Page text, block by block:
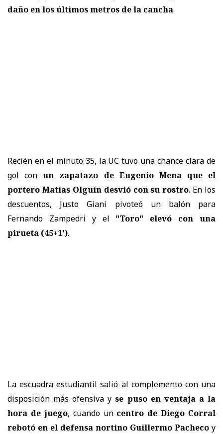
daño en los últimos metros de la cancha.
Recién en el minuto 35, la UC tuvo una chance clara de
gol conun zapatazo de Eugenio Mena que el
portero Matías Olguín desvió con su rostro. En los
descuentos, Justo Giani pivoteó un balón para
Fernando Zampedri y el "Toro" elevó con una
pirueta (45+1').
La escuadra estudiantil salió al complemento con una
disposición más ofensiva yse puso en ventaja a la
hora de juego, cuando uncentro de Diego Corral
rebotó en el defensa nortino Guillermo Pacheco y